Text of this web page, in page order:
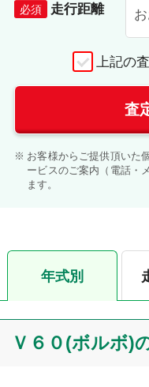
走行距離
上記の
査
お客様からご提供頂いた
ービスのご案内（電話・
ます。
年式別
Ｖ６０(ボルボ)